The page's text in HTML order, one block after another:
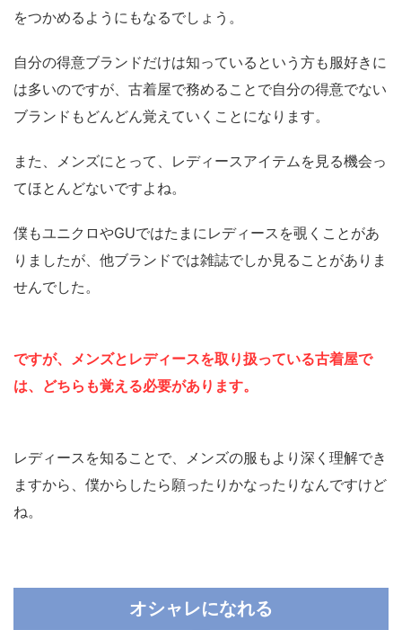
をつかめるようにもなるでしょう。
自分の得意ブランドだけは知っているという方も服好きに
は多いのですが、古着屋で務めることで自分の得意でない
ブランドもどんどん覚えていくことになります。
また、メンズにとって、レディースアイテムを見る機会っ
てほとんどないですよね。
僕もユニクロやGUではたまにレディースを覗くことがあ
りましたが、他ブランドでは雑誌でしか見ることがありま
せんでした。
ですが、メンズとレディースを取り扱っている古着屋で
は、どちらも覚える必要があります。
レディースを知ることで、メンズの服もより深く理解でき
ますから、僕からしたら願ったりかなったりなんですけど
ね。
オシャレになれる